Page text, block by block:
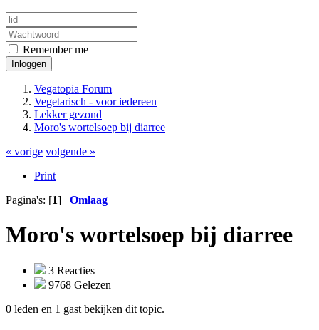
Remember me
Inloggen
Vegatopia Forum
Vegetarisch - voor iedereen
Lekker gezond
Moro's wortelsoep bij diarree
« vorige volgende »
Print
Pagina's: [1] Omlaag
Moro's wortelsoep bij diarree
3 Reacties
9768 Gelezen
0 leden en 1 gast bekijken dit topic.